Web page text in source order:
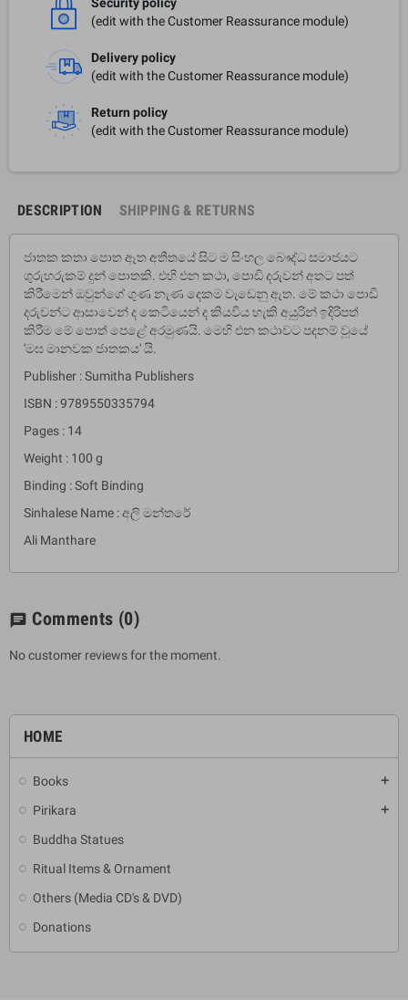
HOME
Books add
Pirikara add
Buddha Statues
Ritual Items & Ornament
Others (Media CD's & DVD)
Donations
(edit with the Customer Reassurance module)
Delivery policy
(edit with the Customer Reassurance module)
Return policy
(edit with the Customer Reassurance module)
DESCRIPTION SHIPPING & RETURNS
ජාතක කතා පොත ඈත අතීතයේ සිට ම සිංහල බෞද්ධ සමාජයට
ගුරුහරුකම් දුන් පොතකි. එහි එන කථා, පොඩි දරුවන් අතට පත්
කිරීමෙන් ඔවුන්ගේ ගුණ නැණ දෙකම වැ‌ඩෙනු ඇත. මේ කථා පොඩි
දරුවන්ට ආසාවෙන් ද කෙටියෙන් ද කියවිය හැකි අයුරින් ඉදිරිපත්
කිරීම මේ පොත් පෙළේ අරමුණයි. මෙහි එන කථාවට පදනම් වූයේ
'මඝ මානවක ජාතකය' යි.
Publisher : Sumitha Publishers
ISBN : 9789550335794
Pages : 14
Weight : 100 g
Binding : Soft Binding
Sinhalese Name : අලි මන්තරේ
Ali Manthare
chat Comments (0)
No customer reviews for the moment.